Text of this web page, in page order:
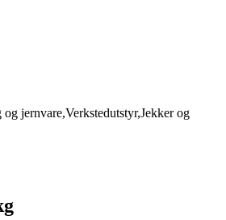
jernvare,Verkstedutstyr,Jekker og